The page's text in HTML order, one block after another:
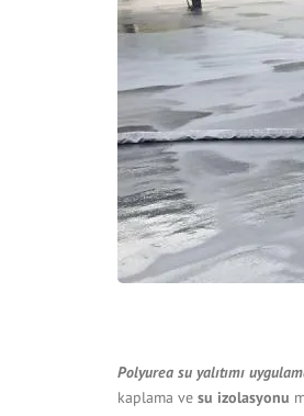
Polyurea su yalıtımı
kaplama ve su izolasyonu